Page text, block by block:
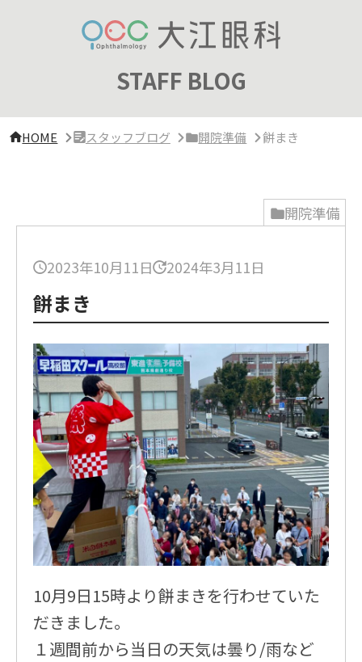
STAFF BLOG
HOME スタッフブログ 開院準備 餅まき
開院準備
2023年10月11日 2024年3月11日
餅まき
10月9日15時より餅まきを行わせていた
だきました。
１週間前から当日の天気は曇り/雨など